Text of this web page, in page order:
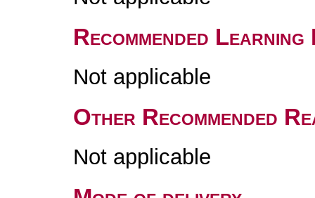
Recommended
Not applicable
Other Recommended
Not applicable